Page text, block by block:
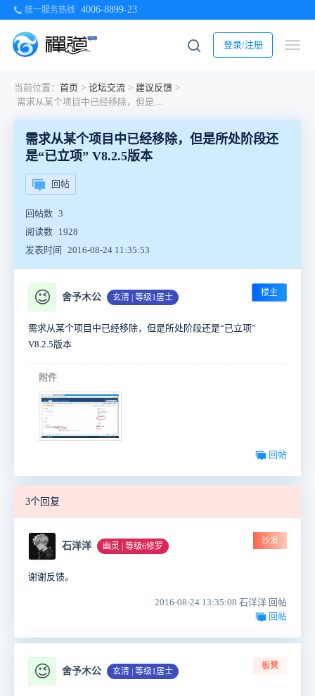
统一服务热线 4006-8899-23
登录/注册
当前位置： 首页 > 论坛交流 > 建议反馈 >
需求从某个项目中已经移除，但是所处阶段还是“已立项” V8.2.5版本
需求从某个项目中已经移除，但是所处阶段还
是“已立项” V8.2.5版本
回帖
回帖数 3
阅读数 1928
发表时间
2016-08-24 11:35:53
😉 舍予木公 玄清 | 等级1居士 楼主
需求从某个项目中已经移除，但是所处阶段还是“已立项”
V8.2.5版本
附件
回帖
3个回复
石洋洋 幽灵 | 等级6修罗
沙发
谢谢反馈。
2016-08-24 13:35:08 石洋洋 回帖
回帖
😉 舍予木公 玄清 | 等级1居士
板凳